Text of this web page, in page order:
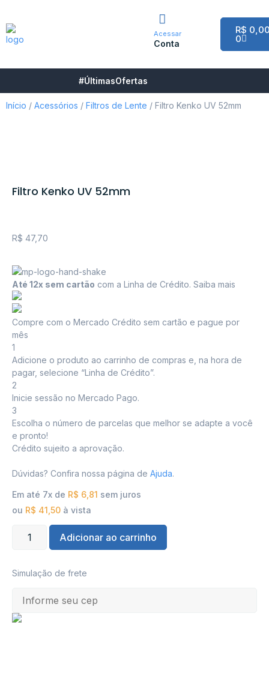
Acessar
Conta
R$
0
#ÚltimasOfertas
Início / Acessórios / Filtros de Lente / Filtro Kenko UV 52mm
Filtro Kenko UV 52mm
R$ 47,70
Até 12x sem cartão com a Linha de Crédito. Saiba mais
Compre com o Mercado Crédito sem cartão e pague por
mês
1
Adicione o produto ao carrinho de compras e, na hora de
pagar, selecione “Linha de Crédito”.
2
Inicie sessão no Mercado Pago.
3
Escolha o número de parcelas que melhor se adapte a você
e pronto!
Crédito sujeito a aprovação.
Dúvidas? Confira nossa página de Ajuda.
Em até 7x de R$ 6,81 sem juros
ou R$ 41,50 à vista
Adicionar ao carrinho
Simulação de frete